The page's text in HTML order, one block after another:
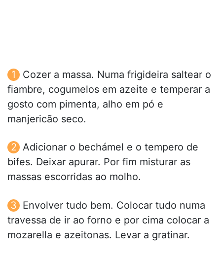
Cozer a massa. Numa frigideira saltear o
fiambre, cogumelos em azeite e temperar a
gosto com pimenta, alho em pó e
manjericão seco.
Adicionar o bechámel e o tempero de
bifes. Deixar apurar. Por fim misturar as
massas escorridas ao molho.
Envolver tudo bem. Colocar tudo numa
travessa de ir ao forno e por cima colocar a
mozarella e azeitonas. Levar a gratinar.